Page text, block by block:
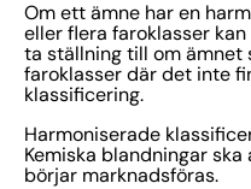
Om ett ämne har en
eller flera faroklasser
ta ställning till om ämnet
faroklasser där det inte
klassificering.
Harmoniserade
Kemiska blandningar
börjar marknadsföras.